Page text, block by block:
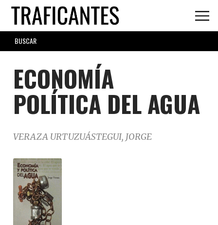
Skip
main
content
SEARCH
FORM
ECONOMÍA
POLÍTICA DEL AGUA
VERAZA URTUZUÁSTEGUI, JORGE